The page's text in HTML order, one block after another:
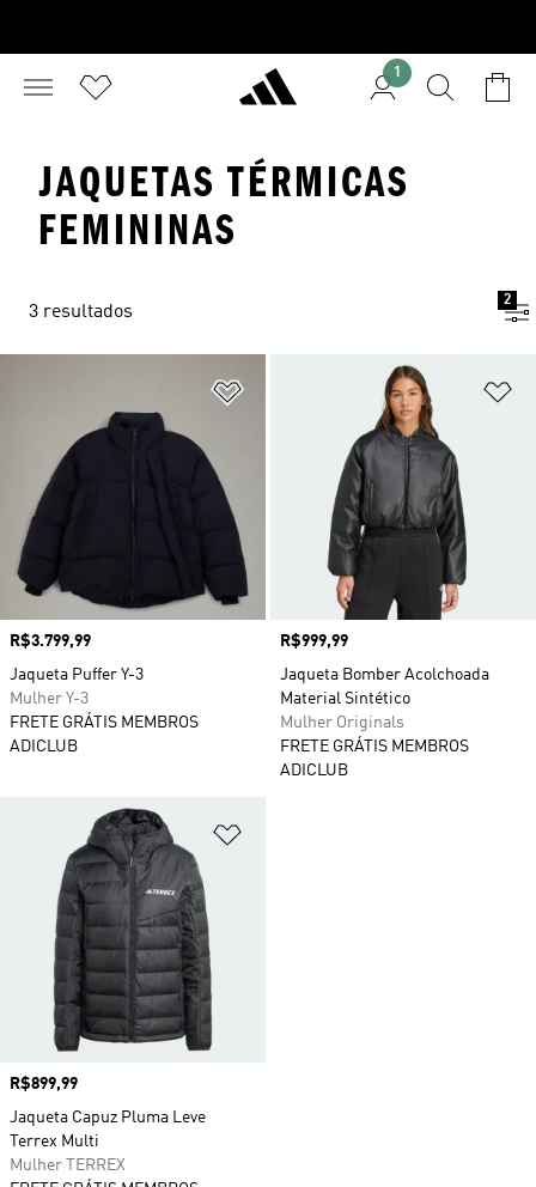
1
JAQUETAS TÉRMICAS
FEMININAS
3 resultados
2
Adicionar à Lista de Desejos
Preço
R$3.799,99
Jaqueta Puffer Y-3
Mulher Y-3
FRETE GRÁTIS MEMBROS
ADICLUB
Preço
R$999,99
Jaqueta Bomber Acolchoada
Material Sintético
Mulher Originals
FRETE GRÁTIS MEMBROS
ADICLUB
Preço
R$899,99
Jaqueta Capuz Pluma Leve
Terrex Multi
Mulher TERREX